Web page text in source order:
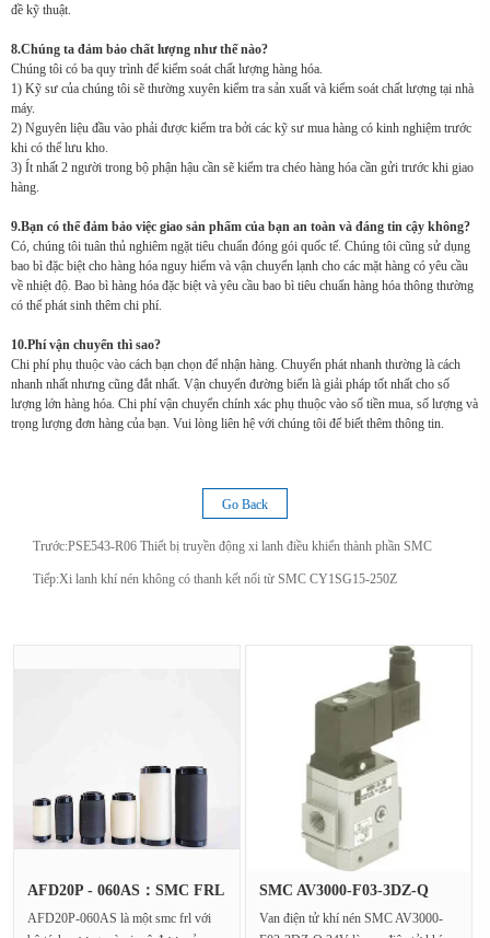
đề kỹ thuật.
8.Chúng ta đảm bảo chất lượng như thế nào?
Chúng tôi có ba quy trình để kiểm soát chất lượng hàng hóa.
1) Kỹ sư của chúng tôi sẽ thường xuyên kiểm tra sản xuất và kiểm soát chất lượng tại nhà
máy.
2) Nguyên liệu đầu vào phải được kiểm tra bởi các kỹ sư mua hàng có kinh nghiệm trước
khi có thể lưu kho.
3) Ít nhất 2 người trong bộ phận hậu cần sẽ kiểm tra chéo hàng hóa cần gửi trước khi giao
hàng.
9.Bạn có thể đảm bảo việc giao sản phẩm của bạn an toàn và đáng tin cậy không?
Có, chúng tôi tuân thủ nghiêm ngặt tiêu chuẩn đóng gói quốc tế. Chúng tôi cũng sử dụng
bao bì đặc biệt cho hàng hóa nguy hiểm và vận chuyển lạnh cho các mặt hàng có yêu cầu
về nhiệt độ. Bao bì hàng hóa đặc biệt và yêu cầu bao bì tiêu chuẩn hàng hóa thông thường
có thể phát sinh thêm chi phí.
10.Phí vận chuyển thì sao?
Chi phí phụ thuộc vào cách bạn chọn để nhận hàng. Chuyển phát nhanh thường là cách
nhanh nhất nhưng cũng đắt nhất. Vận chuyển đường biển là giải pháp tốt nhất cho số
lượng lớn hàng hóa. Chi phí vận chuyển chính xác phụ thuộc vào số tiền mua, số lượng và
trọng lượng đơn hàng của bạn. Vui lòng liên hệ với chúng tôi để biết thêm thông tin.
Go Back
Trước:PSE543-R06 Thiết bị truyền động xi lanh điều khiển thành phần SMC
Tiếp:Xi lanh khí nén không có thanh kết nối từ SMC CY1SG15-250Z
AFD20P - 060AS：SMC FRL
AFD20P-060AS là một smc frl với
SMC AV3000-F03-3DZ-Q
Van điện tử khí nén SMC AV3000-